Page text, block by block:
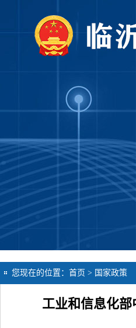
您现在的位置： 首页 > 国家政策
工业和信息化